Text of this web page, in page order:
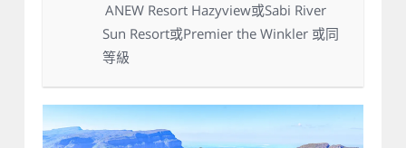
：ANEW Resort Hazyview或Sabi River
Sun Resort或Premier the Winkler 或同
等級